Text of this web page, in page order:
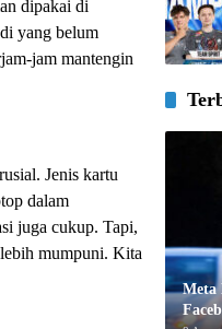
dipakai di
yang belum
jam mantengin
Jenis kartu
dalam
juga cukup. Tapi,
mumpuni. Kita
Meta